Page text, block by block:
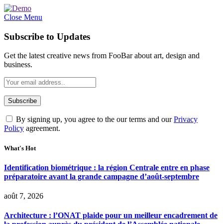
Close Menu
Subscribe to Updates
Get the latest creative news from FooBar about art, design and
business.
By signing up, you agree to the our terms and ourPrivacy
Policy agreement.
What's Hot
Identification biométrique : la région Centrale entre en phase
préparatoire avant la grande campagne d’août-septembre
août 7, 2026
Architecture : l’ONAT plaide pour un meilleur encadrement de